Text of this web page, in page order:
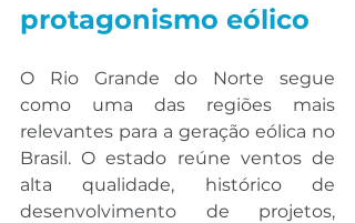
protagonismo eólico
O Rio Grande do Norte segue
como uma das regiões mais
relevantes para a geração eólica no
Brasil. O estado reúne ventos de
alta qualidade, histórico de
desenvolvimento de projetos,